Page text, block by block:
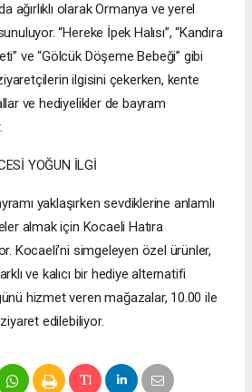
ağırlıklı olarak Ormanya ve yerel
“Hereke İpek Halısı”, “Kandıra
ve “Gölcük Döşeme Bebeği” gibi
ilgisini çekerken, kente
ve hediyelikler de bayram
YOĞUN İLGİ
yaklaşırken sevdiklerine anlamlı
almak için Kocaeli Hatıra
Kocaeli’ni simgeleyen özel ürünler,
ve kalıcı bir hediye alternatifi
hizmet veren mağazalar, 10.00 ile
edilebiliyor.